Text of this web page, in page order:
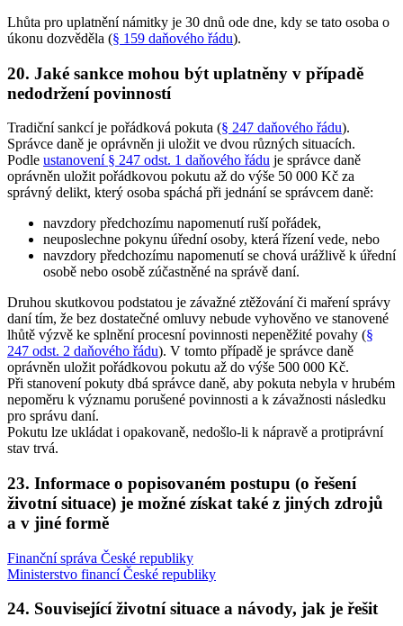
Lhůta pro uplatnění námitky je 30 dnů ode dne, kdy se tato osoba o
úkonu dozvěděla (§ 159 daňového řádu).
20. Jaké sankce mohou být uplatněny v případě
nedodržení povinností
Tradiční sankcí je pořádková pokuta (§ 247 daňového řádu).
Správce daně je oprávněn ji uložit ve dvou různých situacích.
Podle ustanovení § 247 odst. 1 daňového řádu je správce daně
oprávněn uložit pořádkovou pokutu až do výše 50 000 Kč za
správný delikt, který osoba spáchá při jednání se správcem daně:
navzdory předchozímu napomenutí ruší pořádek,
neuposlechne pokynu úřední osoby, která řízení vede, nebo
navzdory předchozímu napomenutí se chová urážlivě k úřední
osobě nebo osobě zúčastněné na správě daní.
Druhou skutkovou podstatou je závažné ztěžování či maření správy
daní tím, že bez dostatečné omluvy nebude vyhověno ve stanovené
lhůtě výzvě ke splnění procesní povinnosti nepeněžité povahy (§
247 odst. 2 daňového řádu). V tomto případě je správce daně
oprávněn uložit pořádkovou pokutu až do výše 500 000 Kč.
Při stanovení pokuty dbá správce daně, aby pokuta nebyla v hrubém
nepoměru k významu porušené povinnosti a k závažnosti následku
pro správu daní.
Pokutu lze ukládat i opakovaně, nedošlo-li k nápravě a protiprávní
stav trvá.
23. Informace o popisovaném postupu (o řešení
životní situace) je možné získat také z jiných zdrojů
a v jiné formě
Finanční správa České republiky
Ministerstvo financí České republiky
24. Související životní situace a návody, jak je řešit